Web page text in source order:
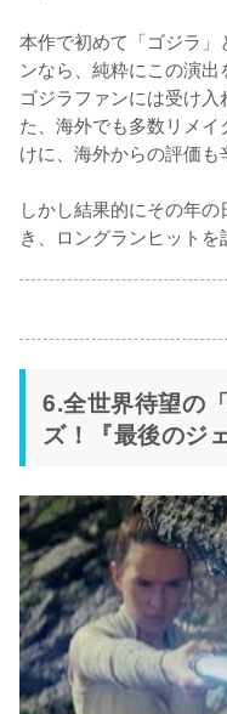
本作で初めて「ゴジラ
ンなら、純粋にこの演
ゴジラファンには受け
た、海外でも多数リメ
けに、海外からの評価も
しかし結果的にその年
き、ロングランヒットを
6.全世界待望の
ズ！『最後のジ